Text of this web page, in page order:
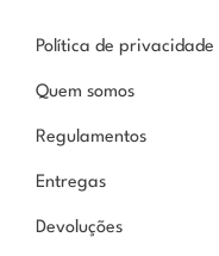
Política de privacidade
Quem somos
Regulamentos
Entregas
Devoluções